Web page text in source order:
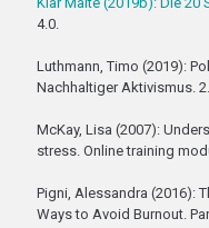
4.0.
Luthmann, Timo (2019):
Nachhaltiger Aktivismus.
McKay, Lisa (2007):
stress. Online training
Pigni, Alessandra (2016):
Ways to Avoid Burnout.